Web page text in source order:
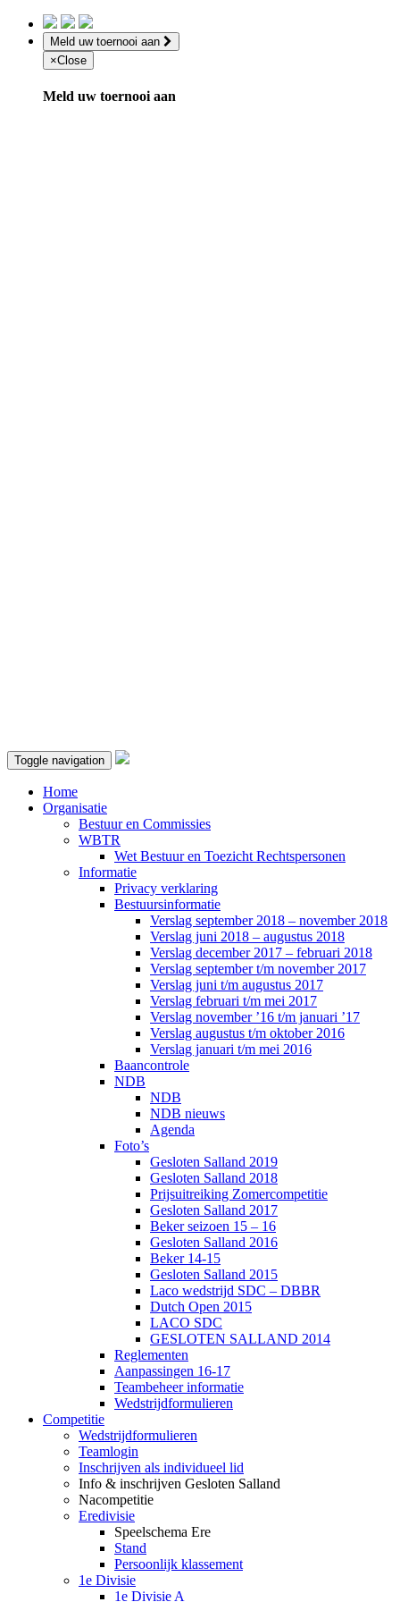
Meld uw toernooi aan
×Close
Meld uw toernooi aan
Toggle navigation
Home
Organisatie
Bestuur en Commissies
WBTR
Wet Bestuur en Toezicht Rechtspersonen
Informatie
Privacy verklaring
Bestuursinformatie
Verslag september 2018 – november 2018
Verslag juni 2018 – augustus 2018
Verslag december 2017 – februari 2018
Verslag september t/m november 2017
Verslag juni t/m augustus 2017
Verslag februari t/m mei 2017
Verslag november ’16 t/m januari ’17
Verslag augustus t/m oktober 2016
Verslag januari t/m mei 2016
Baancontrole
NDB
NDB
NDB nieuws
Agenda
Foto’s
Gesloten Salland 2019
Gesloten Salland 2018
Prijsuitreiking Zomercompetitie
Gesloten Salland 2017
Beker seizoen 15 – 16
Gesloten Salland 2016
Beker 14-15
Gesloten Salland 2015
Laco wedstrijd SDC – DBBR
Dutch Open 2015
LACO SDC
GESLOTEN SALLAND 2014
Reglementen
Aanpassingen 16-17
Teambeheer informatie
Wedstrijdformulieren
Competitie
Wedstrijdformulieren
Teamlogin
Inschrijven als individueel lid
Info & inschrijven Gesloten Salland
Nacompetitie
Eredivisie
Speelschema Ere
Stand
Persoonlijk klassement
1e Divisie
1e Divisie A